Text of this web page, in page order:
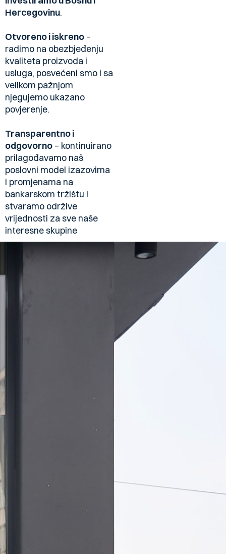
Hercegovinu.
Otvoreno i iskreno –
radimo na obezbjeđenju
kvaliteta proizvoda i
usluga, posvećeni smo i sa
velikom pažnjom
njegujemo ukazano
povjerenje.
Transparentno i
odgovorno – kontinuirano
prilagođavamo naš
poslovni model izazovima
i promjenama na
bankarskom tržištu i
stvaramo održive
vrijednosti za sve naše
interesne skupine